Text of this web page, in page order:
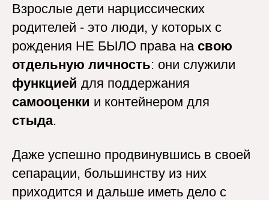
Взрослые дети нарциссических
родителей - это люди, у которых с
рождения НЕ БЫЛО права на свою
отдельную личность: они служили
функцией для поддержания
самооценки и контейнером для
стыда.
Даже успешно продвинувшись в своей
сепарации, большинству из них
приходится и дальше иметь дело с